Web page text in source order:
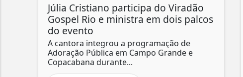
Júlia Cristiano participa do Viradão
Gospel Rio e ministra em dois palcos
do evento
A cantora integrou a programação de
Adoração Pública em Campo Grande e
Copacabana durante...